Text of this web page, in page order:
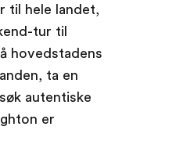
til hele landet,
tur til
hovedstadens
ta en
autentiske
er